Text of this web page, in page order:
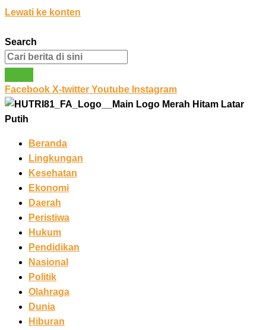
Lewati ke konten
Search
Facebook X-twitter Youtube Instagram
Beranda
Lingkungan
Kesehatan
Ekonomi
Daerah
Peristiwa
Hukum
Pendidikan
Nasional
Politik
Olahraga
Dunia
Hiburan